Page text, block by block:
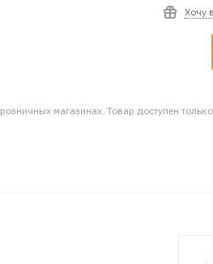
Хочу
магазинах. Товар доступен